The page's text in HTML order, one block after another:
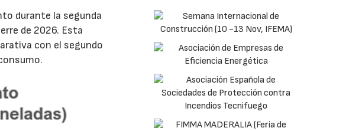
durante la segunda
de 2026. Esta
con el segundo